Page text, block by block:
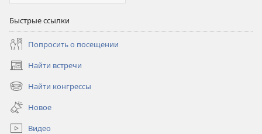
Быстрые ссылки
Попросить о посещении
Найти встречи
(открывается
в
новом
окне)
Найти конгрессы
(открывается
новом
окне)
Новое
Видео